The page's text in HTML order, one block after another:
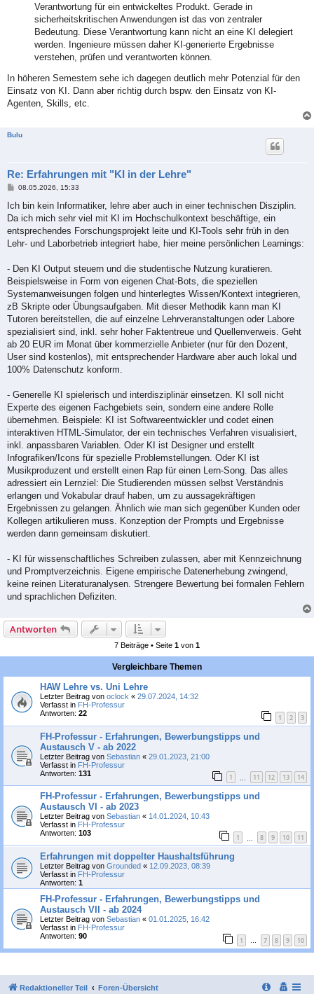
Verantwortung für ein entwickeltes Produkt. Gerade in
sicherheitskritischen Anwendungen ist das von zentraler
Bedeutung. Diese Verantwortung kann nicht an eine KI delegiert
werden. Ingenieure müssen daher KI-generierte Ergebnisse
verstehen, prüfen und verantworten können.
In höheren Semestern sehe ich dagegen deutlich mehr Potenzial für den
Einsatz von KI. Dann aber richtig durch bspw. den Einsatz von KI-
Agenten, Skills, etc.
Bulu
Re: Erfahrungen mit "KI in der Lehre"
B
i
r
a
08.05.2026, 15:33
Ich bin kein Informatiker, lehre aber auch in einer technischen Disziplin.
Da ich mich sehr viel mit KI im Hochschulkontext beschäftige, ein
entsprechendes Forschungsprojekt leite und KI-Tools sehr früh in den
Lehr- und Laborbetrieb integriert habe, hier meine persönlichen Learnings:
- Den KI Output steuern und die studentische Nutzung kuratieren.
Beispielsweise in Form von eigenen Chat-Bots, die speziellen
Systemanweisungen folgen und hinterlegtes Wissen/Kontext integrieren,
zB Skripte oder Übungsaufgaben. Mit dieser Methodik kann man KI
Tutoren bereitstellen, die auf einzelne Lehrveranstaltungen oder Labore
spezialisiert sind, inkl. sehr hoher Faktentreue und Quellenverweis. Geht
ab 20 EUR im Monat über kommerzielle Anbieter (nur für den Dozent,
User sind kostenlos), mit entsprechender Hardware aber auch lokal und
100% Datenschutz konform.
- Generelle KI spielerisch und interdisziplinär einsetzen. KI soll nicht
Experte des eigenen Fachgebiets sein, sondern eine andere Rolle
übernehmen. Beispiele: KI ist Softwareentwickler und codet einen
interaktiven HTML-Simulator, der ein technisches Verfahren visualisiert,
inkl. anpassbaren Variablen. Oder KI ist Designer und erstellt
Infografiken/Icons für spezielle Problemstellungen. Oder KI ist
Musikproduzent und erstellt einen Rap für einen Lern-Song. Das alles
adressiert ein Lernziel: Die Studierenden müssen selbst Verständnis
erlangen und Vokabular drauf haben, um zu aussagekräftigen
Ergebnissen zu gelangen. Ähnlich wie man sich gegenüber Kunden oder
Kollegen artikulieren muss. Konzeption der Prompts und Ergebnisse
werden dann gemeinsam diskutiert.
- KI für wissenschaftliches Schreiben zulassen, aber mit Kennzeichnung
und Promptverzeichnis. Eigene empirische Datenerhebung zwingend,
keine reinen Literaturanalysen. Strengere Bewertung bei formalen Fehlern
und sprachlichen Defiziten.
Antworten
7 Beiträge • Seite 1 von 1
Vergleichbare Themen
HAW Lehre vs. Uni Lehre
Letzter Beitrag von oclock « 29.07.2024, 14:32
Verfasst in FH-Professur
Antworten: 22 1 2 3
FH-Professur - Erfahrungen, Bewerbungstipps und
Austausch V - ab 2022
Letzter Beitrag von Sebastian « 29.01.2023, 21:00
Verfasst in FH-Professur
Antworten: 131 1 11 12 13 14
FH-Professur - Erfahrungen, Bewerbungstipps und
Austausch VI - ab 2023
Letzter Beitrag von Sebastian « 14.01.2024, 10:43
Verfasst in FH-Professur
Antworten: 103 1 8 9 10 11
Erfahrungen mit doppelter Haushaltsführung
Letzter Beitrag von Grounded « 12.09.2023, 08:39
Verfasst in FH-Professur
Antworten: 1
FH-Professur - Erfahrungen, Bewerbungstipps und
Austausch VII - ab 2024
Letzter Beitrag von Sebastian « 01.01.2025, 16:42
Verfasst in FH-Professur
Antworten: 90 1 … 7 8 9 10
Redaktioneller Teil Foren-Übersicht